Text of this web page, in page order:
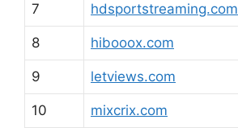
7 hdsportstreaming.com
8 hibooox.com
9 letviews.com
10 mixcrix.com